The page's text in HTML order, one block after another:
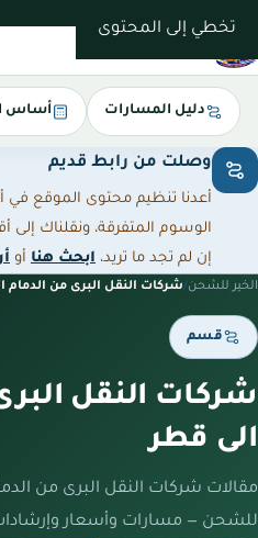
تخطي إلى المحتوى
دليل المسارات أساس
وصلت من رابط قديم
أعدنا تنظيم محتوى الموقع
الوسوم المتفرقة، ونقلناك
إن لم تجد ما تريد، ابحث هنا أو
الخير للشحن/شركات النقل البرى من الدمام
قسم
شركات النقل
الى قطر
مقالات شركات النقل البرى من
للشحن — مسارات وأسعار